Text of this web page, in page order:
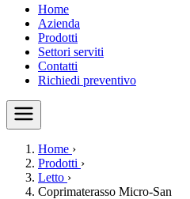
Home
Azienda
Prodotti
Settori serviti
Contatti
Richiedi preventivo
Home ›
Prodotti ›
Letto ›
Coprimaterasso Micro-San